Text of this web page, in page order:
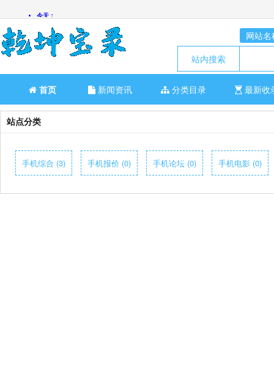
网站名
站内搜索
首页 新闻资讯 分类目录 最新收
站点分类
手机综合 (3) 手机报价 (0) 手机论坛 (0) 手机电影 (0)